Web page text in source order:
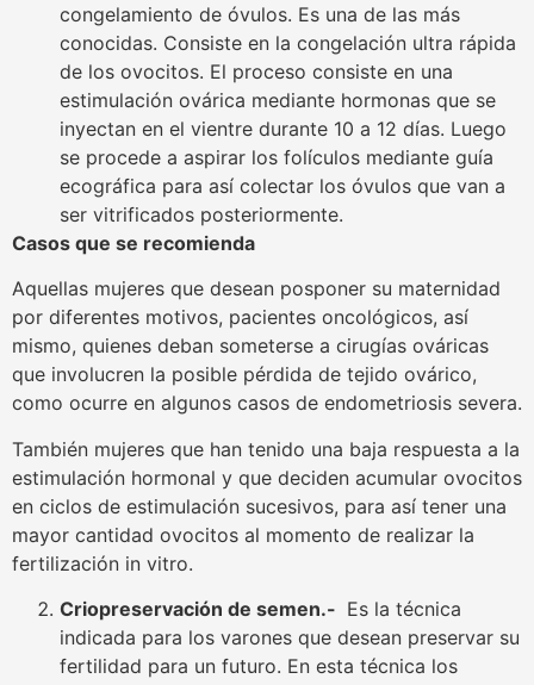
congelamiento de óvulos. Es una de las más
conocidas. Consiste en la congelación ultra rápida
de los ovocitos. El proceso consiste en una
estimulación ovárica mediante hormonas que se
inyectan en el vientre durante 10 a 12 días. Luego
se procede a aspirar los folículos mediante guía
ecográfica para así colectar los óvulos que van a
ser vitrificados posteriormente.
Casos que se recomienda
Aquellas mujeres que desean posponer su maternidad
por diferentes motivos, pacientes oncológicos, así
mismo, quienes deban someterse a cirugías ováricas
que involucren la posible pérdida de tejido ovárico,
como ocurre en algunos casos de endometriosis severa.
También mujeres que han tenido una baja respuesta a la
estimulación hormonal y que deciden acumular ovocitos
en ciclos de estimulación sucesivos, para así tener una
mayor cantidad ovocitos al momento de realizar la
fertilización in vitro.
Criopreservación de semen.- Es la técnica
indicada para los varones que desean preservar su
fertilidad​ para un futuro. En esta técnica los